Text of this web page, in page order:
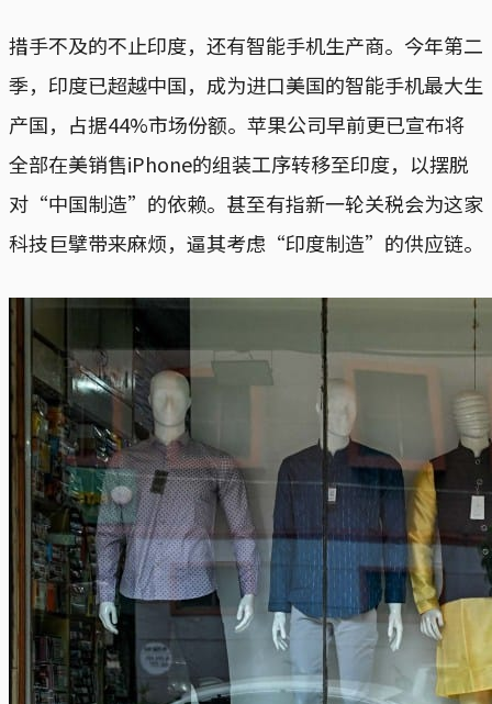
措手不及的不止印度，还有智能手机生产商。今年第二
季，印度已超越中国，成为进口美国的智能手机最大生
产国，占据44%市场份额。苹果公司早前更已宣布将
全部在美销售iPhone的组装工序转移至印度，以摆脱
对“中国制造”的依赖。甚至有指新一轮关税会为这家
科技巨擘带来麻烦，逼其考虑“印度制造”的供应链。